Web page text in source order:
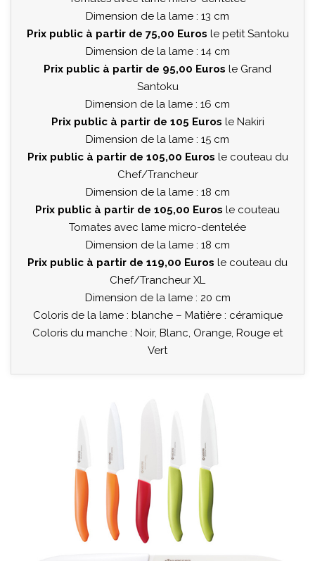
Dimension de la lame : 13 cm
Prix public à partir de 75,00 Euros le petit Santoku
Dimension de la lame : 14 cm
Prix public à partir de 95,00 Euros le Grand
Santoku
Dimension de la lame : 16 cm
Prix public à partir de 105 Euros le Nakiri
Dimension de la lame : 15 cm
Prix public à partir de 105,00 Euros le couteau du
Chef/Trancheur
Dimension de la lame : 18 cm
Prix public à partir de 105,00 Euros le couteau
Tomates avec lame micro-dentelée
Dimension de la lame : 18 cm
Prix public à partir de 119,00 Euros le couteau du
Chef/Trancheur XL
Dimension de la lame : 20 cm
Coloris de la lame : blanche – Matière : céramique
Coloris du manche : Noir, Blanc, Orange, Rouge et
Vert